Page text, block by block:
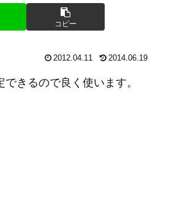
コピー
2012.04.11 2014.06.19
きるので良く使います。